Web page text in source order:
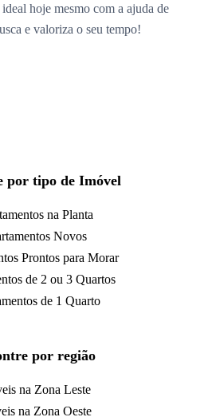
ideal hoje mesmo com a ajuda de
e valoriza o seu tempo!
por tipo de Imóvel
na Planta
Novos
Prontos para Morar
de 2 ou 3 Quartos
de 1 Quarto
por região
na Zona Leste
na Zona Oeste